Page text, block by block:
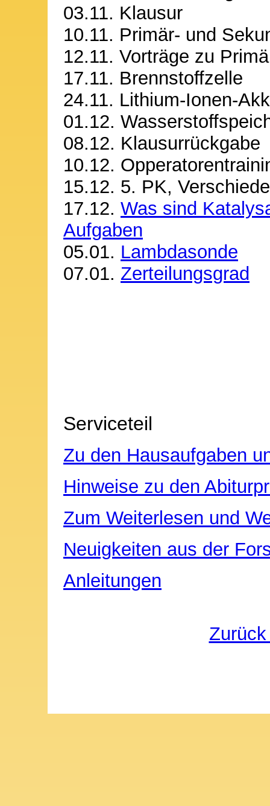
03.11. Klausur
10.11. Primär- und
12.11. Vorträge zu
17.11. Brennstoffzelle
24.11. Lithium-Ionen-
01.12.
08.12. Klausurrückgabe
10.12.
15.12. 5. PK,
17.12. Was sind
Aufgaben
05.01. Lambdasonde
07.01. Zerteilungsgrad
Serviceteil
Zu den Hausaufgaben
Hinweise zu den
Zum Weiterlesen und
Neuigkeiten aus der
Anleitungen